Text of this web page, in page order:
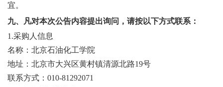
校
园
生
活
宜。
九、凡对本次公告内容提出询问，请按以下方式联系：
1.采购人信息
名称：北京石油化工学院
地址：北京市大兴区黄村镇清源北路19号
联系方式：010-81292071